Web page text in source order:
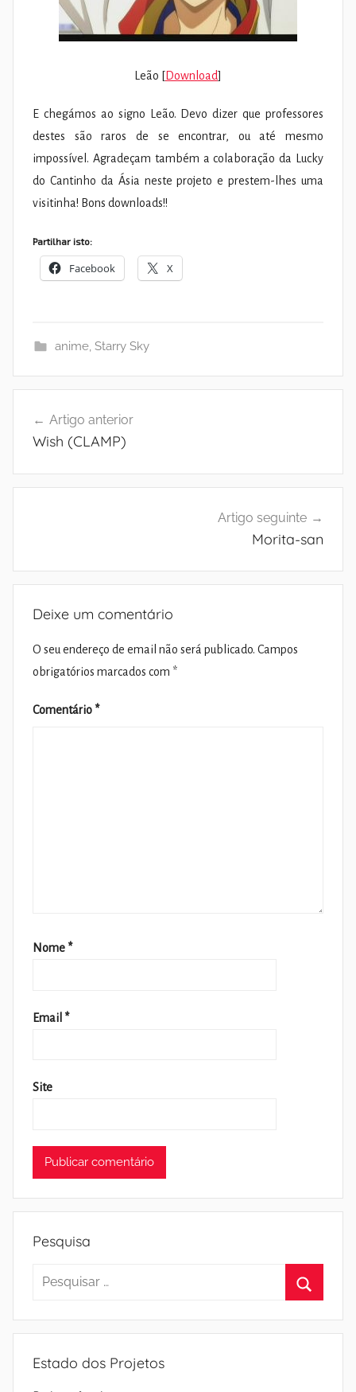
Leão [Download]
E chegámos ao signo Leão. Devo dizer que professores
destes são raros de se encontrar, ou até mesmo
impossível. Agradeçam também a colaboração da Lucky
do Cantinho da Ásia neste projeto e prestem-lhes uma
visitinha! Bons downloads!!
Partilhar isto:
Facebook X
anime, Starry Sky
de
Artigo anterior
Wish (CLAMP)
Artigo seguinte
Morita-san
Deixe um comentário
O seu endereço de email não será publicado. Campos
obrigatórios marcados com *
Comentário *
Nome *
Email *
Site
Pesquisa
Pesquisar
Estado dos Projetos